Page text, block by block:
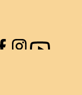
Facebook
Instagram
YouTube